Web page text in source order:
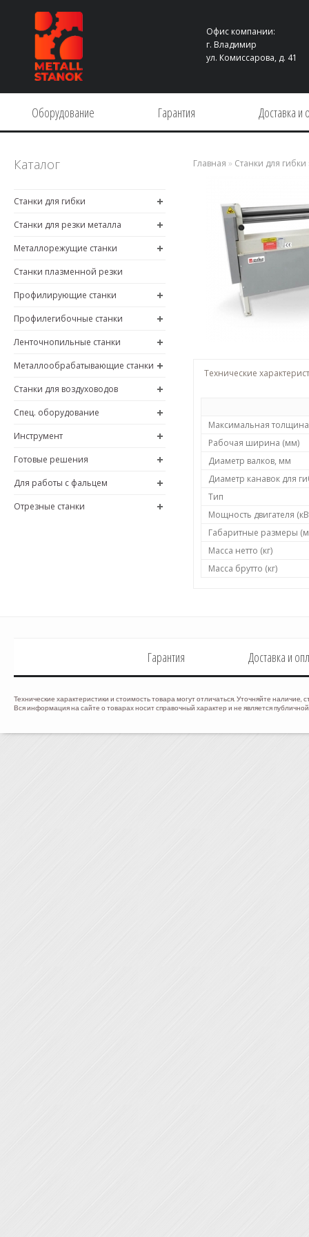
Офис компании:
г. Владимир
ул. Комиссарова, д. 41
Оборудование Гарантия Доставка и
Каталог
Станки для гибки
Станки для резки металла
Металлорежущие станки
Станки плазменной резки
Профилирующие станки
Профилегибочные станки
Ленточнопильные станки
Металлообрабатывающие станки
Станки для воздуховодов
Спец. оборудование
Инструмент
Готовые решения
Для работы с фальцем
Отрезные станки
Главная » Станки для гибки
Технические
Максимальная
Рабочая ширина (мм)
Диаметр валков, мм
Диаметр канавок для
Тип
Мощность двигателя
Габаритные размеры
Масса нетто (кг)
Масса брутто (кг)
Гарантия Доставка и
Технические характеристики и стоимость товара могут отличаться. Уточняйте наличие,
Вся информация на сайте о товарах носит справочный характер и не является